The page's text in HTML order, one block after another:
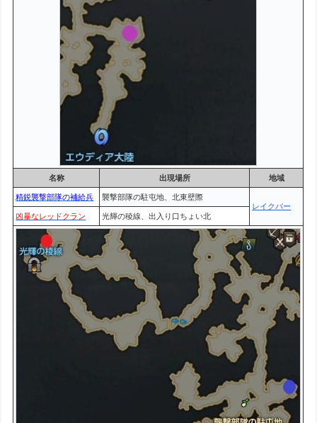
名称 出現場所 地域
精鋭襲撃部隊の補給兵
襲撃部隊の駐屯地、北東壁際
レイクバー
凶暴なレッドクラン
光輝の稜線、出入り口ちょい北